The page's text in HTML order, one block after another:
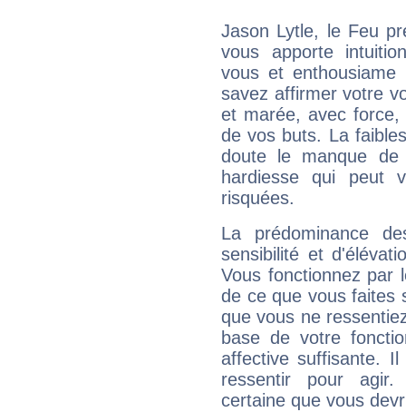
Jason Lytle, le Feu
vous apporte
vous et
savez affirmer votre
et marée, avec
de vos buts. La
doute le manque
hardiesse qui peut
risquées.
La prédominance
sensibilité et
Vous fonctionnez
de ce que vous faites
que vous ne
base de votre
affective suffisante.
ressentir pour agir.
certaine que vous